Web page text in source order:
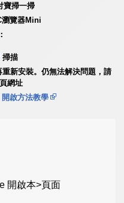
寶掃一掃
瀏覽器Mini
掃描
新安裝。仍無法解決問題，請
網址
開啟方法教學
開啟本>頁面